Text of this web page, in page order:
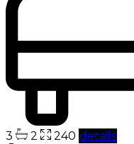
3 2 240 details